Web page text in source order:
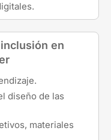
en
diseño de las
materiales